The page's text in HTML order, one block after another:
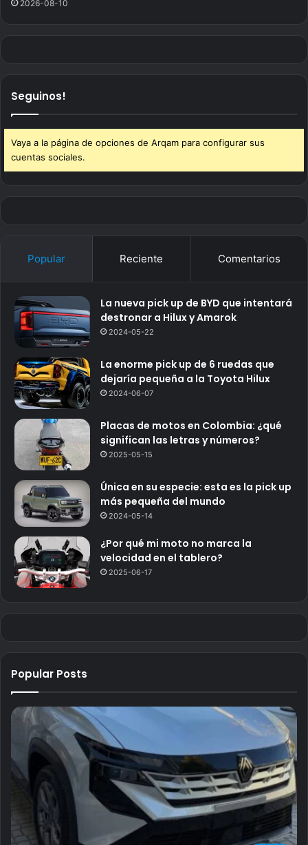
2026-08-10
Seguinos!
Vaya a la página de opciones de Arqam para configurar sus
cuentas sociales.
Popular Reciente Comentarios
La nueva pick up de BYD que intentará
destronar a Hilux y Amarok
2024-05-22
La enorme pick up de 6 ruedas que
dejaría pequeña a la Toyota Hilux
2024-06-07
Placas de motos en Colombia: ¿qué
significan las letras y números?
2025-05-15
Única en su especie: esta es la pick up
más pequeña del mundo
2024-05-14
¿Por qué mi moto no marca la
velocidad en el tablero?
2025-06-17
Popular Posts